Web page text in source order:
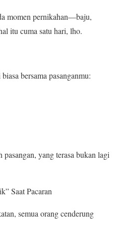
momen pernikahan—baju,
itu cuma satu hari, lho.
bersama pasanganmu:
yang terasa bukan lagi
Saat Pacaran
semua orang cenderung